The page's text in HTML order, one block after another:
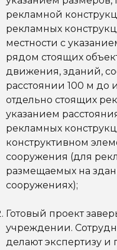
рекламной
рекламных
местности с
рядом стоящих
движения, зданий,
расстоянии 100 м до
отдельно стоящих
указанием
рекламных
конструктивном
сооружения (для
размещаемых на
сооружениях);
Готовый проект
учреждении.
делают экспертизу и